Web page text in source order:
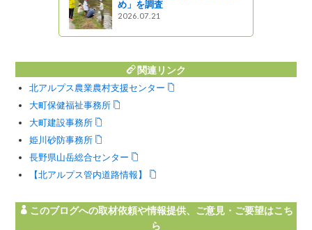
め」を調査
2026.07.21
関連リンク
北アルプス農業農村支援センター
大町保健福祉事務所
大町建設事務所
姫川砂防事務所
長野県山岳総合センター
【北アルプス管内道路情報】
このブログへの取材依頼や情報提供、ご意見・ご要望はこち
ら